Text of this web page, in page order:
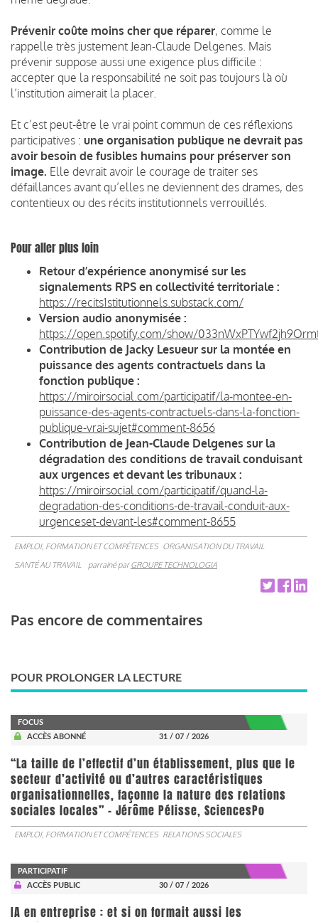
Prévenir coûte moins cher que réparer, comme le
rappelle très justement Jean-Claude Delgenes. Mais
prévenir suppose aussi une exigence plus difficile :
accepter que la responsabilité ne soit pas toujours là où
l’institution aimerait la placer.
Et c’est peut-être le vrai point commun de ces réflexions
participatives : une organisation publique ne devrait pas
avoir besoin de fusibles humains pour préserver son
image. Elle devrait avoir le courage de traiter ses
défaillances avant qu’elles ne deviennent des drames, des
contentieux ou des récits institutionnels verrouillés.
Pour aller plus loin
Retour d’expérience anonymisé sur les
signalements RPS en collectivité territoriale :
https://recits1stitutionnels.substack.com/
Version audio anonymisée :
https://open.spotify.com/show/
Contribution de Jacky Lesueur sur la montée en
puissance des agents contractuels dans la
fonction publique :
https://miroirsocial.com/participatif/la-montee-en-
puissance-des-agents-contractuels-dans-la-fonction-
publique-vrai-sujet#comment-8656
Contribution de Jean-Claude Delgenes sur la
dégradation des conditions de travail conduisant
aux urgences et devant les tribunaux :
https://miroirsocial.com/participatif/quand-la-
degradation-des-conditions-de-travail-conduit-aux-
urgenceset-devant-les#comment-8655
EMPLOI, FORMATION ET COMPÉTENCES ORGANISATION DU TRAVAIL
SANTÉ AU TRAVAIL
parrainé parGROUPE TECHNOLOGIA
Pas encore de commentaires
POUR PROLONGER LA LECTURE
FOCUS
ACCÈS ABONNÉ
31 / 07 / 2026
“La taille de l’effectif d’un établissement, plus que le
secteur d’activité ou d’autres caractéristiques
organisationnelles, façonne la nature des relations
sociales locales” - Jérôme Pélisse, SciencesPo
EMPLOI, FORMATION ET COMPÉTENCES RELATIONS SOCIALES
PARTICIPATIF
ACCÈS PUBLIC
30 / 07 / 2026
IA en entreprise : et si on formait aussi les